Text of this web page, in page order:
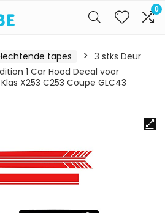
0
tapes
3 stks Deur
1 Car Hood Decal voor
X253 C253 Coupe GLC43